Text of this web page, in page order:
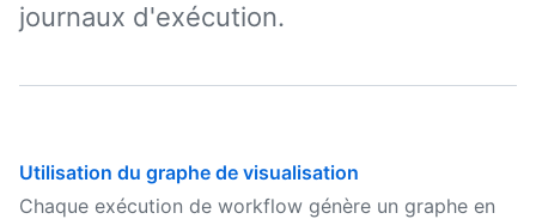
journaux d'exécution.
Utilisation du graphe de visualisation
Chaque exécution de workflow génère un graphe en